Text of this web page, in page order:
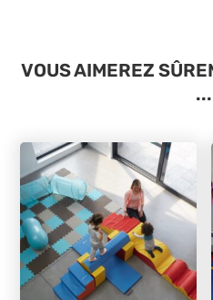
VOUS AIMEREZ
...